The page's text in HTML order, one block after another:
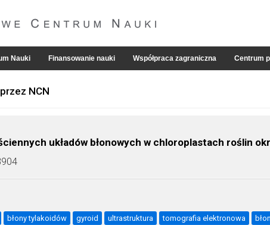
Nauki Finansowanie nauki Współpraca zagraniczna Centrum
NCN
układów błonowych w chloroplastach roślin
błony tylakoidów gyroid ultrastruktura tomografia elektronowa